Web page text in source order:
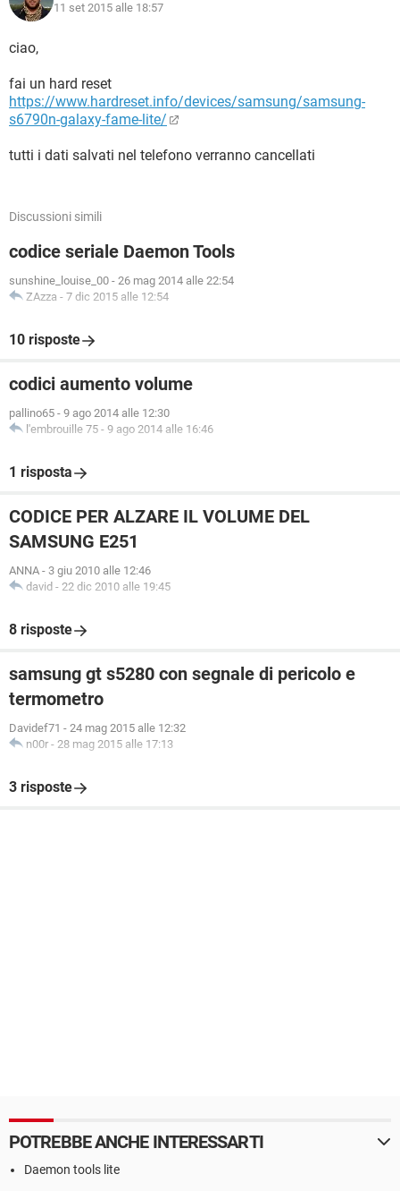
11 set 2015 alle 18:57
ciao,
fai un hard reset
https://www.hardreset.info/devices/samsung/samsung-
s6790n-galaxy-fame-lite/
tutti i dati salvati nel telefono verranno cancellati
Discussioni simili
codice seriale Daemon Tools
sunshine_louise_00 - 26 mag 2014 alle 22:54
ZAzza - 7 dic 2015 alle 12:54
10 risposte
codici aumento volume
pallino65 - 9 ago 2014 alle 12:30
l'embrouille 75 - 9 ago 2014 alle 16:46
1 risposta
CODICE PER ALZARE IL VOLUME DEL
SAMSUNG E251
ANNA - 3 giu 2010 alle 12:46
david - 22 dic 2010 alle 19:45
8 risposte
samsung gt s5280 con segnale di pericolo e
termometro
Davidef71 - 24 mag 2015 alle 12:32
n00r - 28 mag 2015 alle 17:13
3 risposte
POTREBBE ANCHE INTERESSARTI
Daemon tools lite